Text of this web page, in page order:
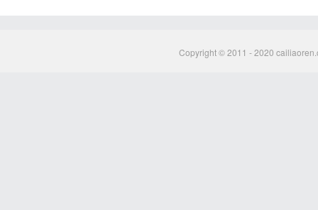
Copyright © 2011 - 2020